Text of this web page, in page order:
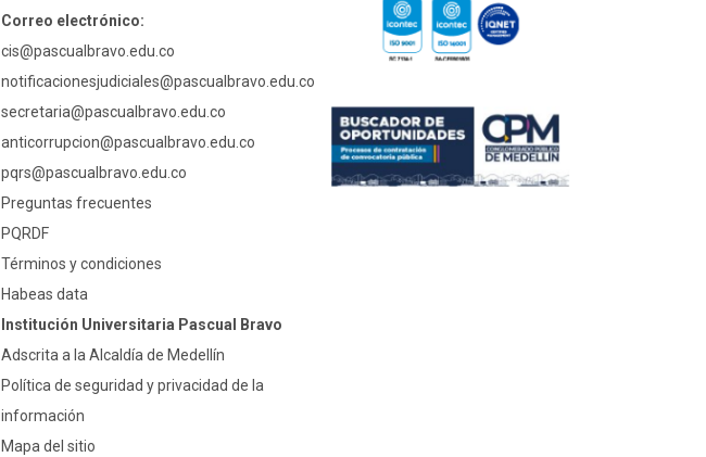
Correo electrónico:
cis@pascualbravo.edu.co
notificacionesjudiciales@pascualbravo.edu.co
secretaria@pascualbravo.edu.co
anticorrupcion@pascualbravo.edu.co
pqrs@pascualbravo.edu.co
Preguntas frecuentes
PQRDF
Términos y condiciones
Habeas data
Institución Universitaria Pascual Bravo
Adscrita a la Alcaldía de Medellín
Política de seguridad y privacidad de la
información
Mapa del sitio